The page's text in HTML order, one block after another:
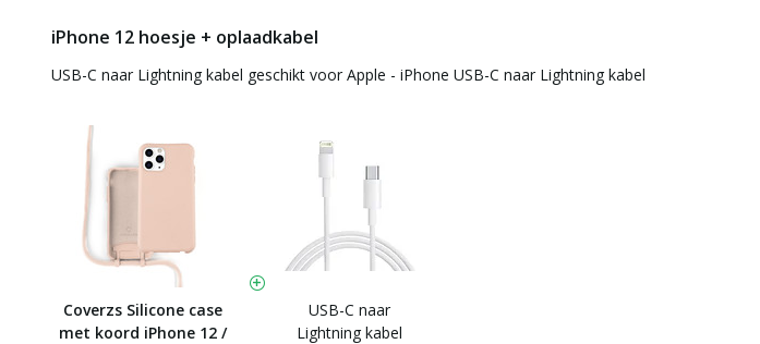
iPhone 12 hoesje + oplaadkabel
USB-C naar Lightning kabel geschikt voor Apple - iPhone USB-C naar Lightning kabel
Coverzs Silicone case
met koord iPhone 12 /
USB-C naar
Lightning kabel